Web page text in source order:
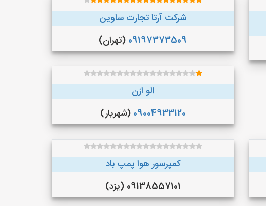
شرکت آرتا تجارت ساوین
09197373509 (تهران)
الو ازن
09004933120 (شهریار)
کمپرسور هوا پمپ باد
09138557101 (یزد)